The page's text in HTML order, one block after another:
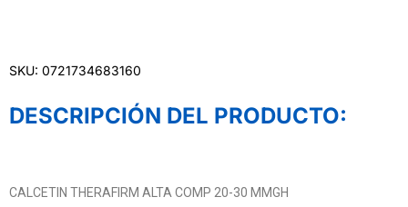
SKU: 0721734683160
DESCRIPCIÓN DEL PRODUCTO:
CALCETIN THERAFIRM ALTA COMP 20-30 MMGH